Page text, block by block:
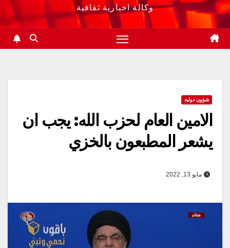
وكالة اخبارية ثقافية
شؤون دولية
الامين العام لحزب الله: يجب ان
يشعر المطبعون بالخزي
مايو 13, 2022